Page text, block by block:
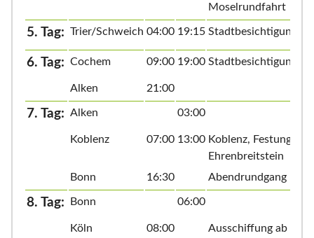
Moselrundfahrt
5. Tag: Trier/Schweich 04:00 19:15 Stadtbesichtigung
6. Tag: Cochem 09:00 19:00 Stadtbesichtigung
Alken 21:00
7. Tag: Alken 03:00
Koblenz 07:00 13:00 Koblenz, Festung
Ehrenbreitstein
Bonn
16:30 Abendrundgang
8. Tag: Bonn 06:00
Köln 08:00
Ausschiffung ab